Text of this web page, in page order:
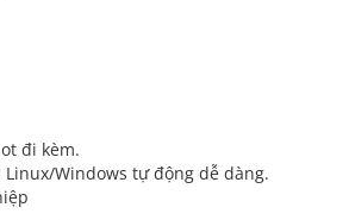
đi kèm.
Linux/Windows tự động dễ dàng.